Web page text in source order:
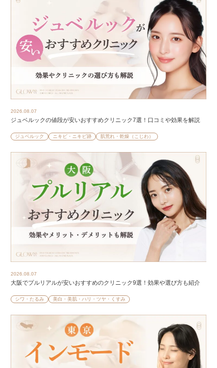
2026.08.07
ジュベルックの値段が安いおすすめクリニック7選！口コミや効果を解説
ジュベルック ニキビ・ニキビ跡 肌荒れ・乾燥（こじわ）
2026.08.07
大阪でプルリアルが安いおすすめのクリニック9選！効果や選び方も紹介
シワ・たるみ 美白・美肌・ハリ・ツヤ・くすみ